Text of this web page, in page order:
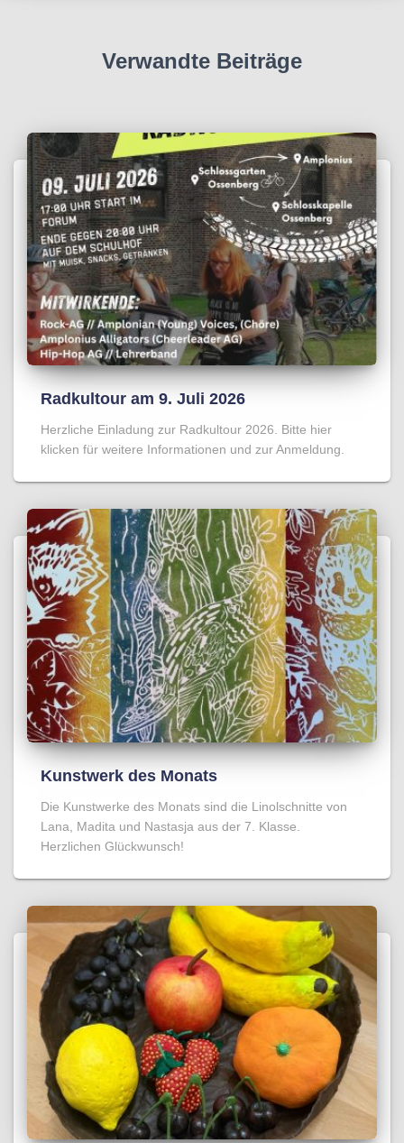
Verwandte Beiträge
Radkultour am 9. Juli 2026
Herzliche Einladung zur Radkultour 2026. Bitte hier
klicken für weitere Informationen und zur Anmeldung.
Kunstwerk des Monats
Die Kunstwerke des Monats sind die Linolschnitte von
Lana, Madita und Nastasja aus der 7. Klasse.
Herzlichen Glückwunsch!